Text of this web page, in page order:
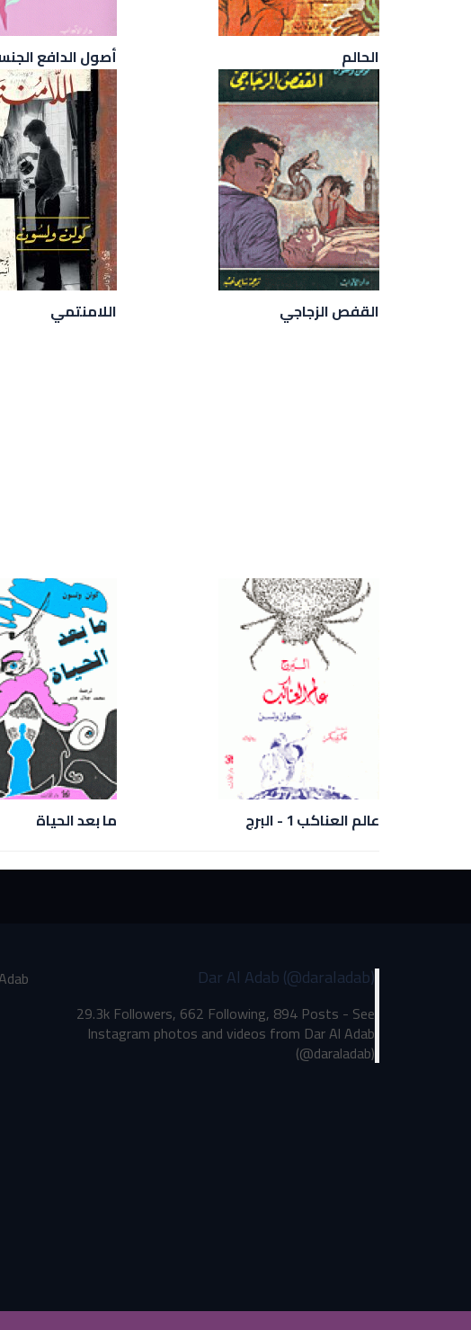
الحالم أصول الدافع
القفص الزجاجي اللامنتمي
عالم العناكب 1 - البرج ما بعد الحياة
Dar Al Adab (@daraladab)
29.3k Followers, 662 Following, 894 Posts - See
Instagram photos and videos from Dar Al Adab
(@daraladab)